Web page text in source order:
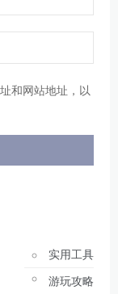
和网站地址，以
实用工具
游玩攻略